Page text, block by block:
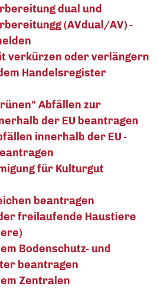
dual und
(AVdual/AV) -
verkürzen oder verlängern
Handelsregister
Abfällen zur
der EU beantragen
innerhalb der EU -
für Kulturgut
beantragen
freilaufende Haustiere
Bodenschutz- und
beantragen
Zentralen